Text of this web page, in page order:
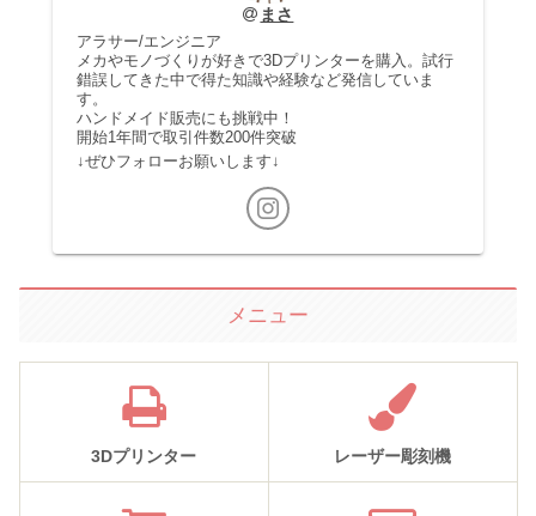
まさ
アラサー/エンジニア
メカやモノづくりが好きで3Dプリンターを購入。試行
錯誤してきた中で得た知識や経験など発信していま
す。
ハンドメイド販売にも挑戦中！
開始1年間で取引件数200件突破
↓ぜひフォローお願いします↓
メニュー
3Dプリンター レーザー彫刻機